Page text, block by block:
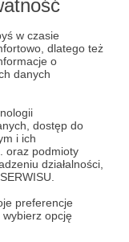
w czasie
dlatego też
o
danych
dostęp do
i ich
oraz podmioty
działalności,
preferencje
opcję
poznaje
Instagram,
podróżami,
podszewki!
stworze
stworzyłam
podróży na